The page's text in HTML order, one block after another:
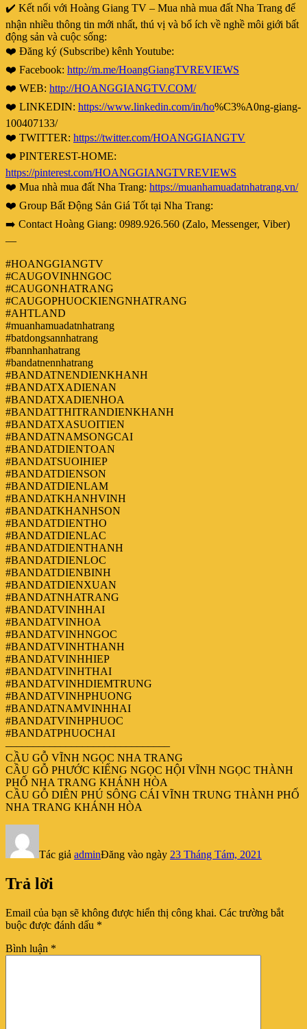
✔️ Kết nối với Hoàng Giang TV – Mua nhà mua đất Nha Trang để
nhận nhiều thông tin mới nhất, thú vị và bổ ích về nghề môi giới bất
động sản và cuộc sống:
❤️ Đăng ký (Subscribe) kênh Youtube:
❤️ Facebook: http://m.me/HoangGiangTVREVIEWS
❤️ WEB: http://HOANGGIANGTV.COM/
❤️ LINKEDIN: https://www.linkedin.com/in/ho%C3%A0ng-giang-
100407133/
❤️ TWITTER: https://twitter.com/HOANGGIANGTV
❤️ PINTEREST-HOME:
https://pinterest.com/HOANGGIANGTVREVIEWS
❤️ Mua nhà mua đất Nha Trang: https://muanhamuadatnhatrang.vn/
❤️ Group Bất Động Sản Giá Tốt tại Nha Trang:
➡️ Contact Hoàng Giang: 0989.926.560 (Zalo, Messenger, Viber)
—
#HOANGGIANGTV
#CAUGOVINHNGOC
#CAUGONHATRANG
#CAUGOPHUOCKIENGNHATRANG
#AHTLAND
#muanhamuadatnhatrang
#batdongsannhatrang
#bannhanhatrang
#bandatnennhatrang
#BANDATNENDIENKHANH
#BANDATXADIENAN
#BANDATXADIENHOA
#BANDATTHITRANDIENKHANH
#BANDATXASUOITIEN
#BANDATNAMSONGCAI
#BANDATDIENTOAN
#BANDATSUOIHIEP
#BANDATDIENSON
#BANDATDIENLAM
#BANDATKHANHVINH
#BANDATKHANHSON
#BANDATDIENTHO
#BANDATDIENLAC
#BANDATDIENTHANH
#BANDATDIENLOC
#BANDATDIENBINH
#BANDATDIENXUAN
#BANDATNHATRANG
#BANDATVINHHAI
#BANDATVINHOA
#BANDATVINHNGOC
#BANDATVINHTHANH
#BANDATVINHHIEP
#BANDATVINHTHAI
#BANDATVINHDIEMTRUNG
#BANDATVINHPHUONG
#BANDATNAMVINHHAI
#BANDATVINHPHUOC
#BANDATPHUOCHAI
––––––––––––––––––––––––––––––
CẦU GỖ VĨNH NGỌC NHA TRANG
CẦU GỖ PHƯỚC KIỂNG NGỌC HỘI VĨNH NGỌC THÀNH
PHỐ NHA TRANG KHÁNH HÒA
CẦU GỖ DIÊN PHÚ SÔNG CÁI VĨNH TRUNG THÀNH PHỐ
NHA TRANG KHÁNH HÒA
Tác giả adminĐăng vào ngày 23 Tháng Tám, 2021
Trả lời
Email của bạn sẽ không được hiển thị công khai. Các trường bắt
buộc được đánh dấu *
Bình luận *